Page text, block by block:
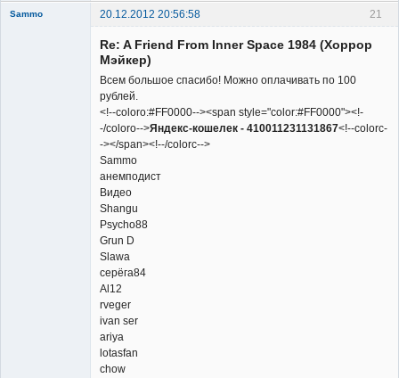
21
Sammo
20.12.2012 20:56:58
Re: A Friend From Inner Space 1984 (Хоррор
Мэйкер)
Всем большое спасибо! Можно оплачивать по 100
рублей.
<!--coloro:#FF0000--><span style="color:#FF0000"><!-
-/coloro-->Яндекс-кошелек - 410011231131867<!--colorc-
-></span><!--/colorc-->
Sammo
анемподист
Видео
Shangu
Psycho88
Grun D
Slawa
серёга84
Al12
rveger
ivan ser
ariya
lotasfan
chow